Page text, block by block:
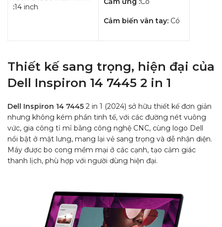
:14 inch
Cảm biến vân tay: Có
Thiết kế sang trọng, hiện đại của
Dell Inspiron 14 7445 2 in 1
Dell Inspiron 14 7445 2 in 1 (2024) sở hữu thiết kế đơn giản
nhưng không kém phần tinh tế, với các đường nét vuông
vức, gia công tỉ mỉ bằng công nghệ CNC, cùng logo Dell
nổi bật ở mặt lưng, mang lại vẻ sang trọng và dễ nhận diện.
Máy được bo cong mềm mại ở các cạnh, tạo cảm giác
thanh lịch, phù hợp với người dùng hiện đại.